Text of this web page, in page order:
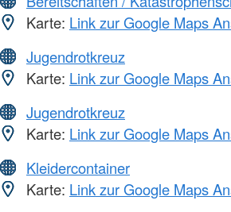
Karte: Link zur Google Maps
Jugendrotkreuz
Karte: Link zur Google Maps
Jugendrotkreuz
Karte: Link zur Google Maps
Kleidercontainer
Karte: Link zur Google Maps